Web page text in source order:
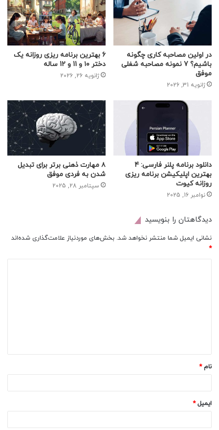
در اولین مصاحبه کاری چگونه
باشیم؟ 7 نمونه مصاحبه شغلی
موفق
ژانویه 31, 2026
6 بهترین برنامه ریزی روزانه یک
دختر ۱۰ و 11 و 12 ساله
ژانویه 26, 2026
دانلود برنامه پلنر فارسی: 4
بهترین اپلیکیشن برنامه ریزی
روزانه کیوت
نوامبر 16, 2025
۸ مهارت ذهنی برتر برای تبدیل
شدن به فردی موفق
سپتامبر 28, 2025
دیدگاهتان را بنویسید
نشانی ایمیل شما منتشر نخواهد شد. بخش‌های موردنیاز علامت‌گذاری شده‌اند
*
*
نام*
ایمیل*